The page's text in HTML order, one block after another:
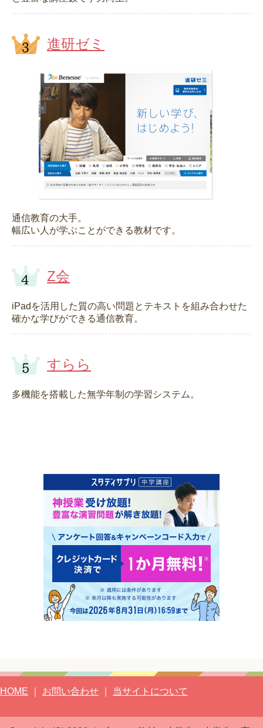
進研ゼミ
通信教育の大手。
幅広い人が学ぶことができる教材です。
Z会
iPadを活用した質の高い問題とテキストを組み合わせた
確かな学びができる通信教育。
すらら
多機能を搭載した無学年制の学習システム。
HOME お問い合わせ 当サイトについて